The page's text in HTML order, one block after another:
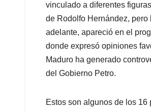
vinculado a diferentes
de Rodolfo Hernández,
adelante, apareció en el
donde expresó opiniones
Maduro ha generado
del Gobierno Petro.
Estos son algunos de los